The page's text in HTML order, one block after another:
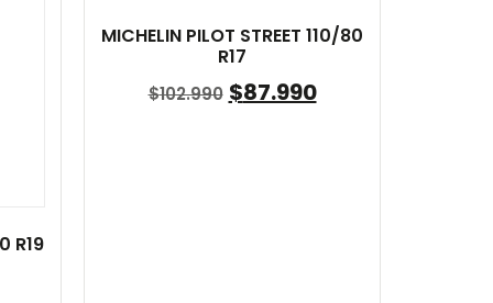
R19
MICHELIN PILOT STREET 110/80
R17
$102.990 $87.990